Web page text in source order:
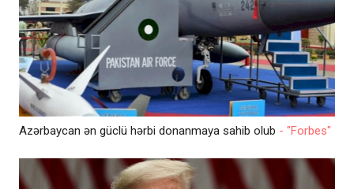
Azərbaycan ən güclü hərbi donanmaya sahib olub - "Forbes"